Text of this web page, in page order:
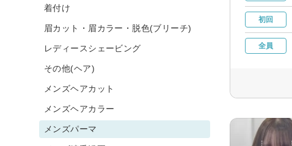
初回
全員
着付け
眉カット・眉カラー・脱色(ブリーチ)
レディースシェービング
その他(ヘア)
メンズヘアカット
メンズヘアカラー
メンズパーマ